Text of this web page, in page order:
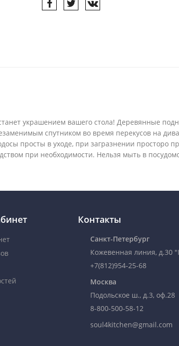
украшением вашего стола! Деревянные
спутником во время перекусов на
просты в уходе, при загразнении просторо
при необходимости. Нельзя мыть в
Контакты
Санкт-Петербург
Кожевенная линия, д.30
+7(812)954-25-68
Москва
Подольское ш., д.3, оф.28
8-800-500-58-12
soul4kitchen@gmail.com